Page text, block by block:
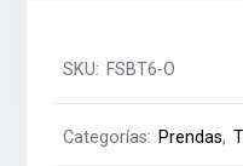
SKU: FSBT6-O
Categorías: Prendas,